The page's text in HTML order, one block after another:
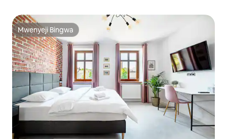
Mwenyeji Bingwa
Mwenyeji Bingwa